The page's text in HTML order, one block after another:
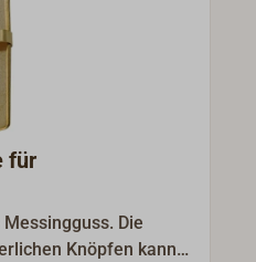
für
Die
Knöpfen kann